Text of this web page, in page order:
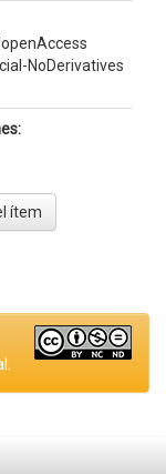
NoDerivatives
ítem